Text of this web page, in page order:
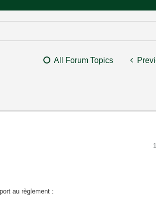
All Forum Topics
au règlement :